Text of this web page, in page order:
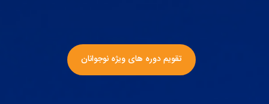
تقویم دوره های ویژه نوجوانان